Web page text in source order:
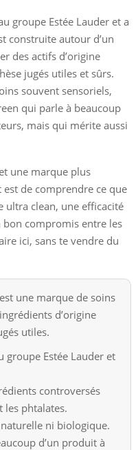
groupe Estée Lauder et a
construite autour d’un
des actifs d’origine
jugés utiles et sûrs.
souvent sensoriels,
qui parle à beaucoup
mais qui mérite aussi
une marque plus
de comprendre ce que
ultra clean, une efficacité
bon compromis entre les
ici, sans te vendre du
une marque de soins
d’origine
utiles.
groupe Estée Lauder et
controversés
les phtalates.
naturelle ni biologique.
d’un produit à